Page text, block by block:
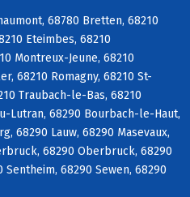
68780 Bretten, 68210
Eteimbes, 68210
Montreux-Jeune, 68210
68210 Romagny, 68210 St-
Traubach-le-Bas, 68210
Lutran, 68290 Bourbach-le-Haut,
68290 Lauw, 68290 Masevaux,
68290 Oberbruck, 68290
68290 Sewen, 68290